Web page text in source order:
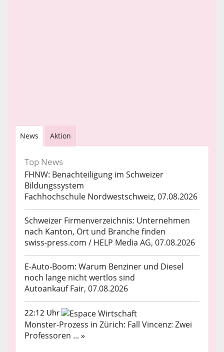
News Aktion
Top News
FHNW: Benachteiligung im Schweizer
Bildungssystem
Fachhochschule Nordwestschweiz, 07.08.2026
Schweizer Firmenverzeichnis: Unternehmen
nach Kanton, Ort und Branche finden
swiss-press.com / HELP Media AG, 07.08.2026
E-Auto-Boom: Warum Benziner und Diesel
noch lange nicht wertlos sind
Autoankauf Fair, 07.08.2026
22:12 Uhr
Monster-Prozess in Zürich: Fall Vincenz: Zwei
Professoren ... »